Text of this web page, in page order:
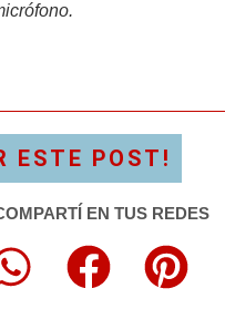
ESTE POST!
EN TUS REDES